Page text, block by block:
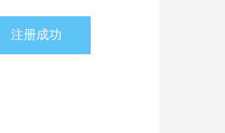
注册成功